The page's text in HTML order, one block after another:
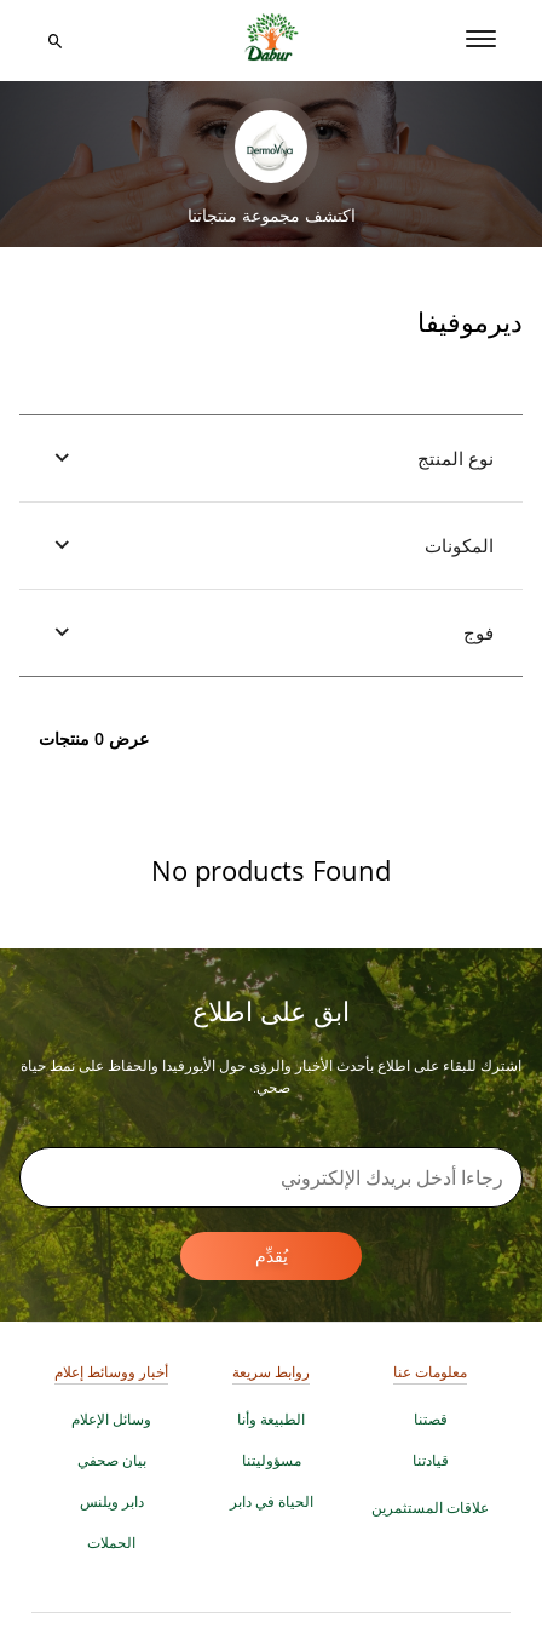
اكتشف مجموعة منتجاتنا
ديرموفيفا
نوع المنتج
المكونات
فوج
عرض 0 منتجات
No products Found
ابق على اطلاع
اشترك للبقاء على اطلاع بأحدث الأخبار والرؤى حول الأيورفيدا والحفاظ على نمط حياة
صحي.
يُقدِّم
معلومات عنا
قصتنا
قيادتنا
علاقات المستثمرين
روابط سريعة
الطبيعة وأنا
مسؤوليتنا
الحياة في دابر
أخبار ووسائط إعلام
وسائل الإعلام
بيان صحفي
دابر ويلنس
الحملات